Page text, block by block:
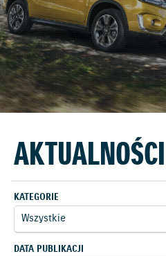
AKTUALNOŚCI
KATEGORIE
DATA PUBLIKACJI